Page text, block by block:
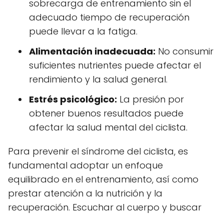
sobrecarga de entrenamiento sin el
adecuado tiempo de recuperación
puede llevar a la fatiga.
Alimentación inadecuada: No consumir
suficientes nutrientes puede afectar el
rendimiento y la salud general.
Estrés psicológico: La presión por
obtener buenos resultados puede
afectar la salud mental del ciclista.
Para prevenir el síndrome del ciclista, es
fundamental adoptar un enfoque
equilibrado en el entrenamiento, así como
prestar atención a la nutrición y la
recuperación. Escuchar al cuerpo y buscar